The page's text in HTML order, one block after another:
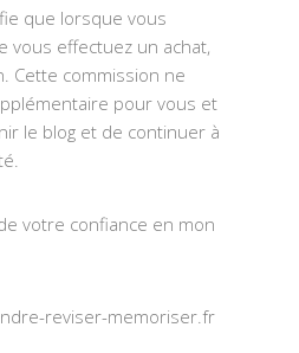
que lorsque vous
vous effectuez un achat,
Cette commission ne
pour vous et
le blog et de continuer à
votre confiance en mon
reviser-memoriser.fr